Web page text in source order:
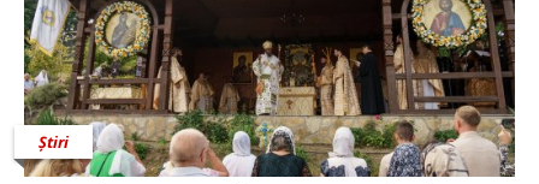
Știri